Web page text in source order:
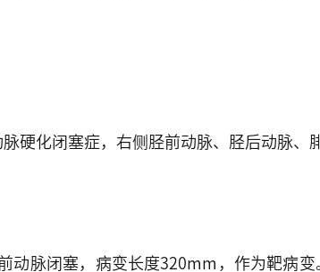
硬化闭塞症，右侧胫前动脉、胫后动脉、
动脉闭塞，病变长度320mm，作为靶病